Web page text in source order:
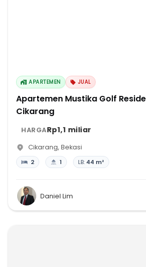
APARTEMEN JUAL
Apartemen Mustika Golf
Cikarang
HARGARp1,1 miliar
Cikarang, Bekasi
2 1 LB: 44 m²
Daniel Lim